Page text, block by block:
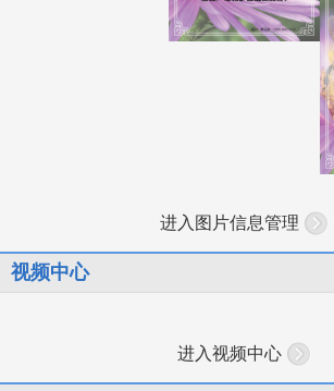
进入图片信息管理
视频中心
进入视频中心